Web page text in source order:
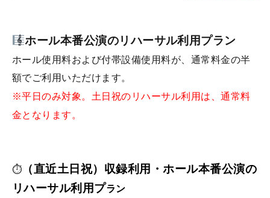
ホール本番公演のリハーサル利用プラン
ホール使用料および付帯設備使用料が、通常料金の半
額でご利用いただけます。
※平日のみ対象。土日祝のリハーサル利用は、通常料
金となります。
⏱
（直近土日祝）収録利用・ホール本番公演の
リハーサル利用プラン